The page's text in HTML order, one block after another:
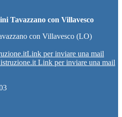
Tavazzano con Villavesco
con Villavesco (LO)
Link per inviare una mail
Link per inviare una mail